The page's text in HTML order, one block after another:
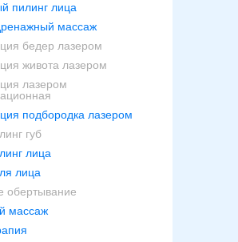
пилинг лица
массаж
бедер лазером
живота лазером
лазером
подбородка лазером
губ
лица
лица
обертывание
массаж